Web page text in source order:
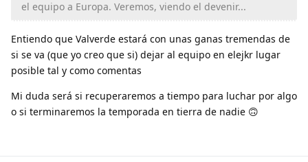
el equipo a Europa. Veremos, viendo el devenir...
Entiendo que Valverde estará con unas ganas tremendas de
si se va (que yo creo que si) dejar al equipo en elejkr lugar
posible tal y como comentas
Mi duda será si recuperaremos a tiempo para luchar por algo
o si terminaremos la temporada en tierra de nadie 🙃